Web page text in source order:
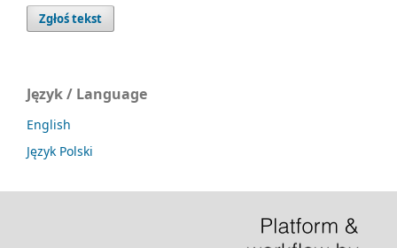
Zgłoś tekst
Język / Language
English
Język Polski